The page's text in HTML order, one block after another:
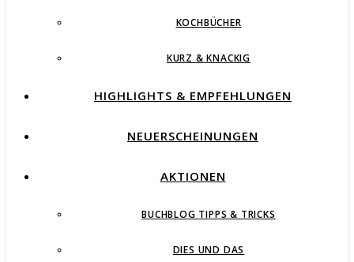
KOCHBÜCHER
KURZ & KNACKIG
HIGHLIGHTS & EMPFEHLUNGEN
NEUERSCHEINUNGEN
AKTIONEN
BUCHBLOG TIPPS & TRICKS
DIES UND DAS